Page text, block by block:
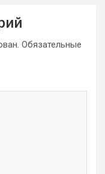
Обязательные